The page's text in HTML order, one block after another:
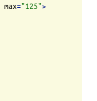
max="125">